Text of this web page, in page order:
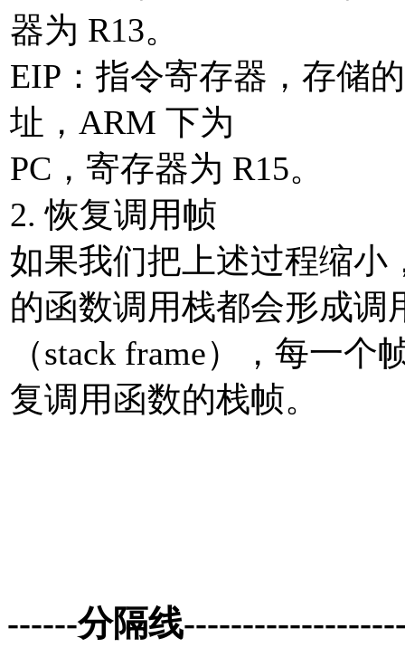
器为 R13。
EIP：指令寄存器，存储
址，ARM 下为
PC，寄存器为 R15。
2. 恢复调用帧
如果我们把上述过程缩小
的函数调用栈都会形成调
（stack frame），每一
复调用函数的栈帧。
------分隔线